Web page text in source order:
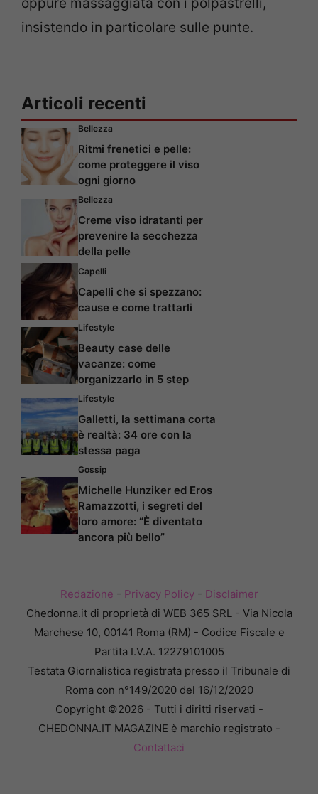
insistendo in particolare sulle punte.
Articoli recenti
Bellezza
Ritmi frenetici e pelle:
come proteggere il viso
ogni giorno
Bellezza
Creme viso idratanti per
prevenire la secchezza
della pelle
Capelli
Capelli che si spezzano:
cause e come trattarli
Lifestyle
Beauty case delle
vacanze: come
organizzarlo in 5 step
Lifestyle
Galletti, la settimana corta
è realtà: 34 ore con la
stessa paga
Gossip
Michelle Hunziker ed Eros
Ramazzotti, i segreti del
loro amore: “È diventato
ancora più bello”
Redazione - Privacy Policy- Disclaimer
Chedonna.it di proprietà di WEB 365 SRL - Via Nicola
Marchese 10, 00141 Roma (RM) - Codice Fiscale e
Partita I.V.A. 12279101005
Testata Giornalistica registrata presso il Tribunale di
Roma con n°149/2020 del 16/12/2020
Copyright ©2026 - Tutti i diritti riservati -
CHEDONNA.IT MAGAZINE è marchio registrato -
Contattaci